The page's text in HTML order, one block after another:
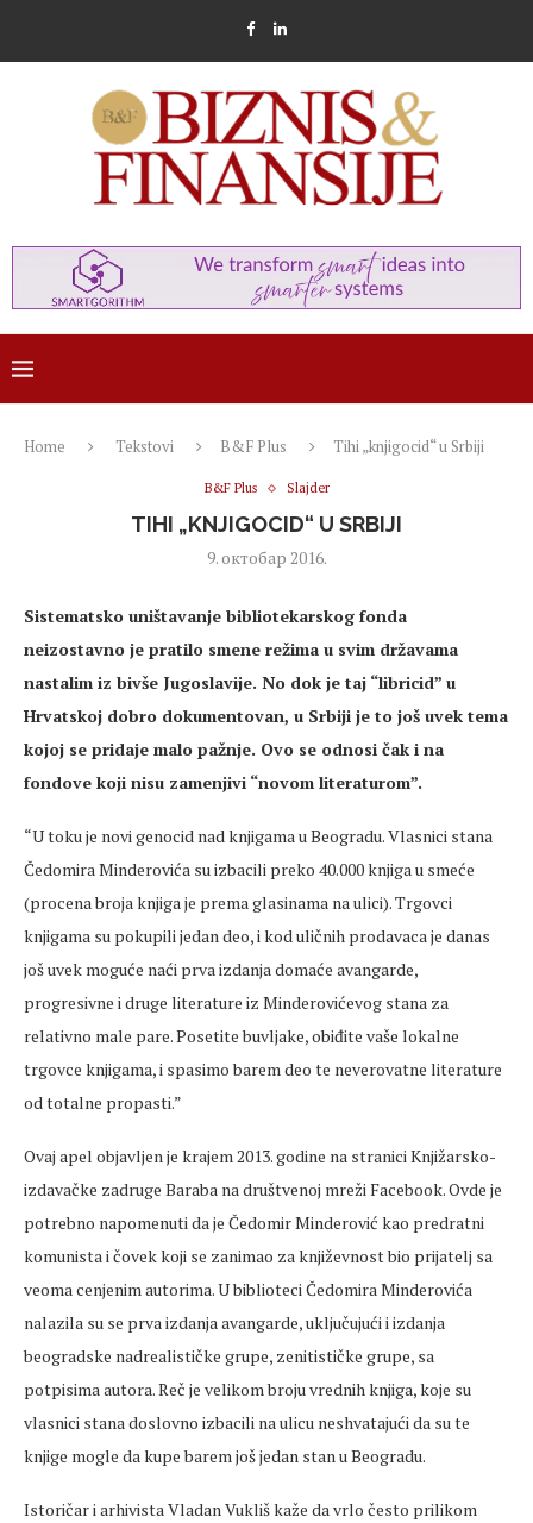
Home Tekstovi B&F Plus Tihi „knjigocid“ u Srbiji
B&F Plus Slajder
TIHI „KNJIGOCID“ U SRBIJI
9. октобар 2016.
Sistematsko uništavanje bibliotekarskog fonda
neizostavno je pratilo smene režima u svim državama
nastalim iz bivše Jugoslavije. No dok je taj “libricid” u
Hrvatskoj dobro dokumentovan, u Srbiji je to još uvek tema
kojoj se pridaje malo pažnje. Ovo se odnosi čak i na
fondove koji nisu zamenjivi “novom literaturom”.
“U toku je novi genocid nad knjigama u Beogradu. Vlasnici stana
Čedomira Minderovića su izbacili preko 40.000 knjiga u smeće
(procena broja knjiga je prema glasinama na ulici). Trgovci
knjigama su pokupili jedan deo, i kod uličnih prodavaca je danas
još uvek moguće naći prva izdanja domaće avangarde,
progresivne i druge literature iz Minderovićevog stana za
relativno male pare. Posetite buvljake, obiđite vaše lokalne
trgovce knjigama, i spasimo barem deo te neverovatne literature
od totalne propasti.”
Ovaj apel objavljen je krajem 2013. godine na stranici Knjižarsko-
izdavačke zadruge Baraba na društvenoj mreži Facebook. Ovde je
potrebno napomenuti da je Čedomir Minderović kao predratni
komunista i čovek koji se zanimao za književnost bio prijatelj sa
veoma cenjenim autorima. U biblioteci Čedomira Minderovića
nalazila su se prva izdanja avangarde, uključujući i izdanja
beogradske nadrealističke grupe, zenitističke grupe, sa
potpisima autora. Reč je velikom broju vrednih knjiga, koje su
vlasnici stana doslovno izbacili na ulicu neshvatajući da su te
knjige mogle da kupe barem još jedan stan u Beogradu.
Istoričar i arhivista Vladan Vukliš kaže da vrlo često prilikom